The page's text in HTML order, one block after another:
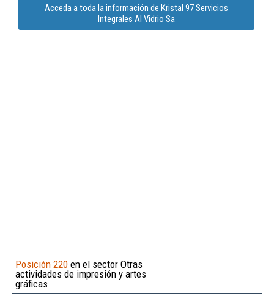
Acceda a toda la información de Kristal 97 Servicios
Integrales Al Vidrio Sa
Posición 220 en el sector Otras
actividades de impresión y artes
gráficas